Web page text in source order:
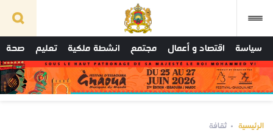
سياسة اقتصاد و أعمال مجتمع انشطة ملكية تعليم صحة
الرئيسية ثقافة